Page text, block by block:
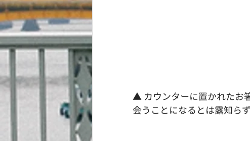
▲ カウンターに置かれたお
会うことになるとは露知ら